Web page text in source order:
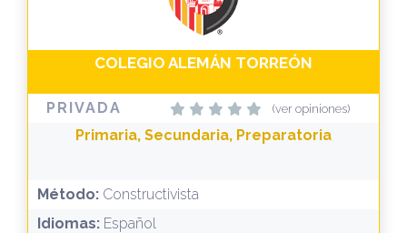
COLEGIO ALEMÁN TORREÓN
PRIVADA (ver opiniones)
Primaria, Secundaria, Preparatoria
Método: Constructivista
Idiomas: Español